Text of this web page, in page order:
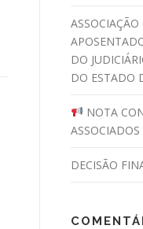
DO
DO ESTADO
NOTA
ASSOCIADOS
DECISÃO